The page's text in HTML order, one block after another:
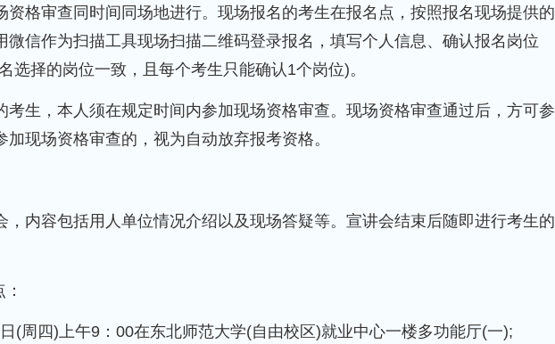
资格审查同时间同场地进行。现场报名的考生在报名点，按照报名现场提供的
微信作为扫描工具现场扫描二维码登录报名，填写个人信息、确认报名岗位
选择的岗位一致，且每个考生只能确认1个岗位)。
考生，本人须在规定时间内参加现场资格审查。现场资格审查通过后，方可参
现场资格审查的，视为自动放弃报考资格。
，内容包括用人单位情况介绍以及现场答疑等。宣讲会结束后随即进行考生的
(周四)上午9：00在东北师范大学(自由校区)就业中心一楼多功能厅(一);